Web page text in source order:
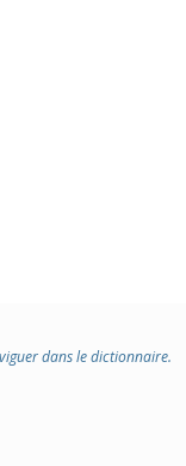
dans le dictionnaire.